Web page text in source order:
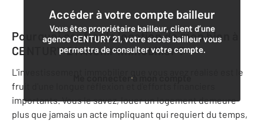
Accéder à votre compte bailleur
Vous êtes propriétaire bailleur, client d’une
agence CENTURY 21, votre accès bailleur vous
permettra de consulter votre compte.
Me connecter à mon compte
Pourquoi confier la location de mon bien à
CENTURY 21 Avenir Immobilier?
L'investissement immobilier que vous avez réalisé est le
fruit d'une longue réflexion et d'efforts financiers
importants. Vous le savez, louer un logement demeure
plus que jamais un acte impliquant qui requiert du temps,